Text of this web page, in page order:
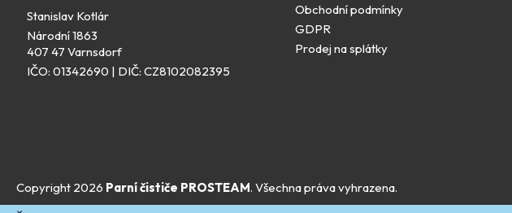
Stanislav Kotlár
Národní 1863
407 47 Varnsdorf
IČO: 01342690 | DIČ: CZ8102082395
Obchodní podmínky
GDPR
Prodej na splátky
Copyright 2026 Parní čističe PROSTEAM. Všechna práva vyhrazena.